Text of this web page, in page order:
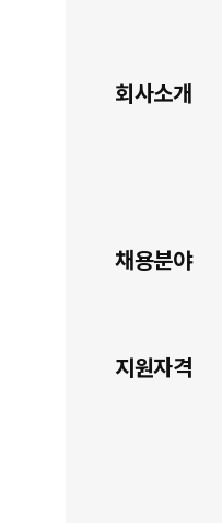
회사소개
채용분야
지원자격